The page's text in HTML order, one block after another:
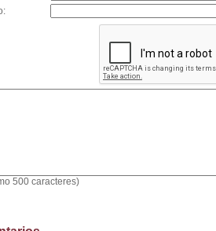
500 caracteres)